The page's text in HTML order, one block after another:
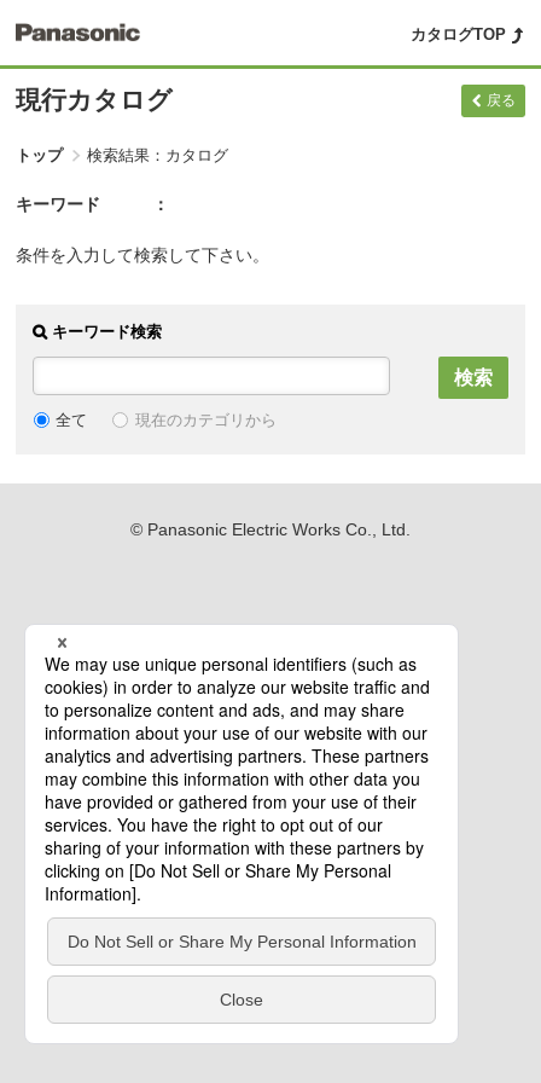
カタログTOP
現行カタログ 戻る
トップ 検索結果：カタログ
キーワード
条件を入力して検索して下さい。
キーワード検索
全て 現在のカテゴリから
© Panasonic Electric Works Co., Ltd.